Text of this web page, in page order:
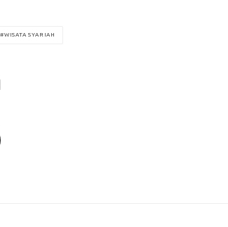
WISATA SYARIAH